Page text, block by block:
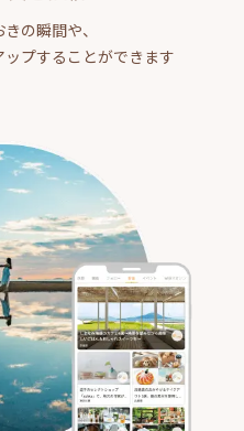
の瞬間や、
プすることができます